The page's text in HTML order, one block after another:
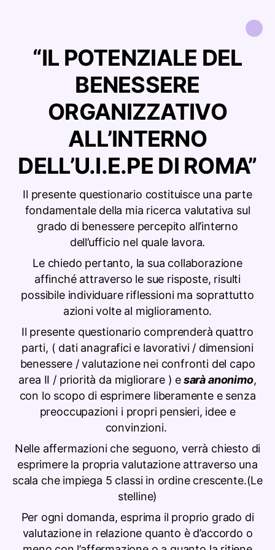
“IL POTENZIALE DEL
BENESSERE
ORGANIZZATIVO
ALL’INTERNO
DELL’U.I.E.PE DI ROMA”
Il presente questionario costituisce una parte
fondamentale della mia ricerca valutativa sul
grado di benessere percepito all’interno
dell’ufficio nel quale lavora.
Le chiedo pertanto, la sua collaborazione
affinché attraverso le sue risposte, risulti
possibile individuare riflessioni ma soprattutto
azioni volte al miglioramento.
Il presente questionario comprenderà quattro
parti, ( dati anagrafici e lavorativi / dimensioni
benessere / valutazione nei confronti del capo
area II / priorità da migliorare ) esarà anonimo,
con lo scopo di esprimere liberamente e senza
preoccupazioni i propri pensieri, idee e
convinzioni.
Nelle affermazioni che seguono, verrà chiesto di
esprimere la propria valutazione attraverso una
scala che impiega 5 classi in ordine crescente.(Le
stelline)
Per ogni domanda, esprima il proprio grado di
valutazione in relazione quanto è d’accordo o